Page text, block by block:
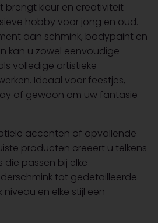
brengt kleur en creativiteit
hobby voor jong en oud.
aan schmink, bodypaint en
kan u zowel eenvoudige
volledige artistieke
Ideaal voor feestjes,
of gewoon om uw fantasie
accenten of opvallende
producten creëert u telkens
die passen bij elke
tot gedetailleerde
en elke stijl een